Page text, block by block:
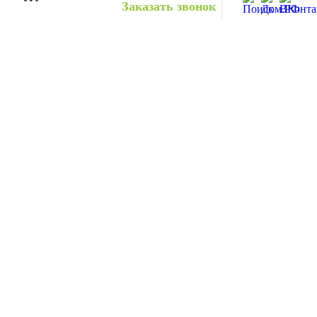
Заказать звонок